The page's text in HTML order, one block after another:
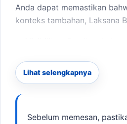
Anda dapat memastikan
konteks tambahan, Laksana
Pastikan
yang sesuai. Sebagai
kebutuhan.
Lihat selengkapnya
Sebelum memesan,